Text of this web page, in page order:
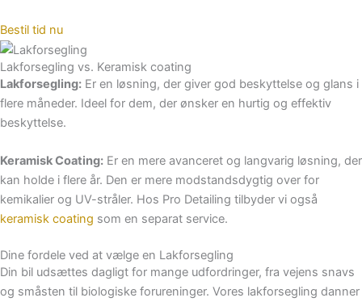
Bestil tid nu
Lakforsegling vs. Keramisk coating
Lakforsegling: Er en løsning, der giver god beskyttelse og glans i
flere måneder. Ideel for dem, der ønsker en hurtig og effektiv
beskyttelse.
Keramisk Coating: Er en mere avanceret og langvarig løsning, der
kan holde i flere år. Den er mere modstandsdygtig over for
kemikalier og UV-stråler. Hos Pro Detailing tilbyder vi også
keramisk coating som en separat service.
Dine fordele ved at vælge en Lakforsegling
Din bil udsættes dagligt for mange udfordringer, fra vejens snavs
og småsten til biologiske forureninger. Vores lakforsegling danner